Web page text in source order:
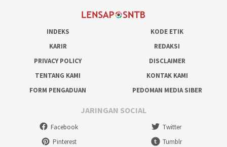
INDEKS
KODE ETIK
KARIR
REDAKSI
PRIVACY POLICY
DISCLAIMER
TENTANG KAMI
KONTAK KAMI
FORM PENGADUAN
PEDOMAN MEDIA SIBER
JARINGAN SOCIAL
Facebook
Twitter
Pinterest
Tumblr